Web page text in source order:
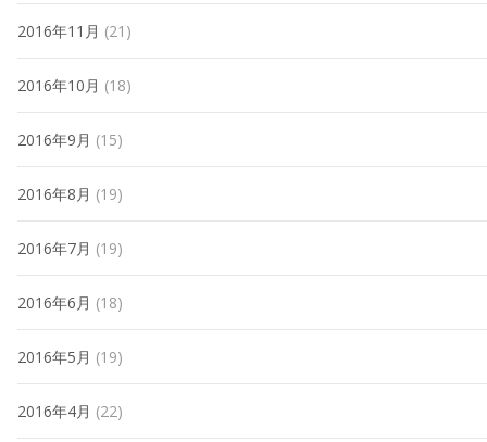
2016年11月 (21)
2016年10月 (18)
2016年9月 (15)
2016年8月 (19)
2016年7月 (19)
2016年6月 (18)
2016年5月 (19)
2016年4月 (22)